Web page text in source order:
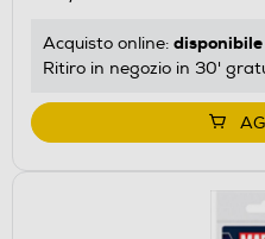
Acquisto online: disponibile
Ritiro in negozio in 30'